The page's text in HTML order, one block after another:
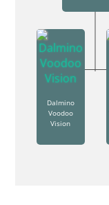
Dalmino
Voodoo
Vision